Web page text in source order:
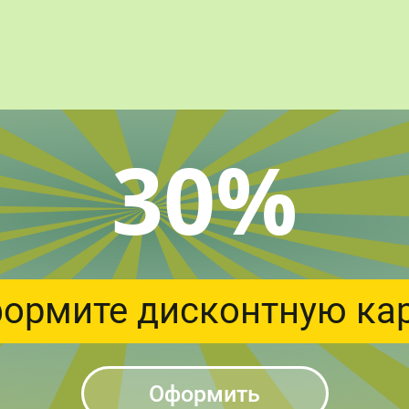
30%
дисконтную
Оформить